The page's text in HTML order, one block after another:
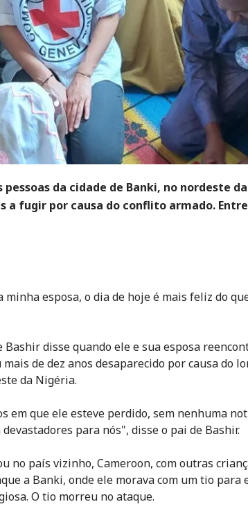
pessoas da cidade de Banki, no nordeste
a fugir por causa do conflito armado.
minha esposa, o dia de hoje é mais feliz do
Bashir disse quando ele e sua esposa
de dez anos desaparecido por causa do
da Nigéria.
em que ele esteve perdido, sem nenhuma
para nós", disse o pai de Bashir.
no país vizinho, Cameroon, com outras
a Banki, onde ele morava com um tio para
O tio morreu no ataque.